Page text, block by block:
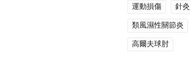
運動損傷
針灸
類風濕性關節炎
高爾夫球肘